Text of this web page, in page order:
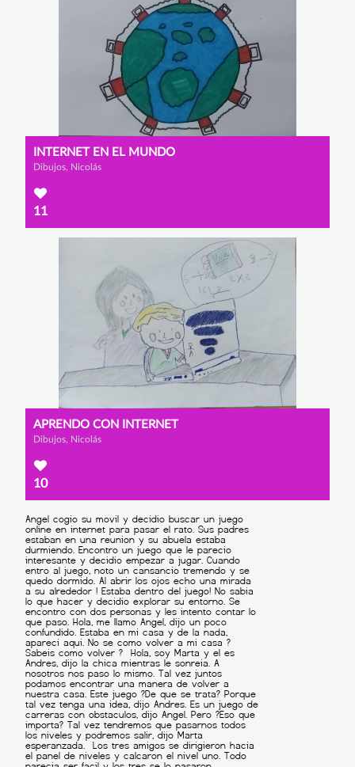
INTERNET EN EL MUNDO
Dibujos, Nicolás
11
APRENDO CON INTERNET
Dibujos, Nicolás
10